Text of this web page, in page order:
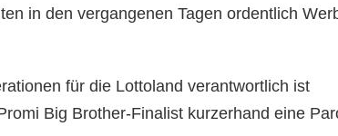
in den vergangenen Tagen ordentlich
für die Lottoland verantwortlich ist
Big Brother-Finalist kurzerhand eine